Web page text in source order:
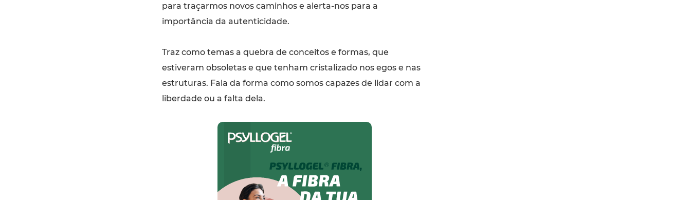
para traçarmos novos caminhos e alerta-nos para a
importância da autenticidade.
Traz como temas a quebra de conceitos e formas, que
estiveram obsoletas e que tenham cristalizado nos egos e nas
estruturas. Fala da forma como somos capazes de lidar com a
liberdade ou a falta dela.